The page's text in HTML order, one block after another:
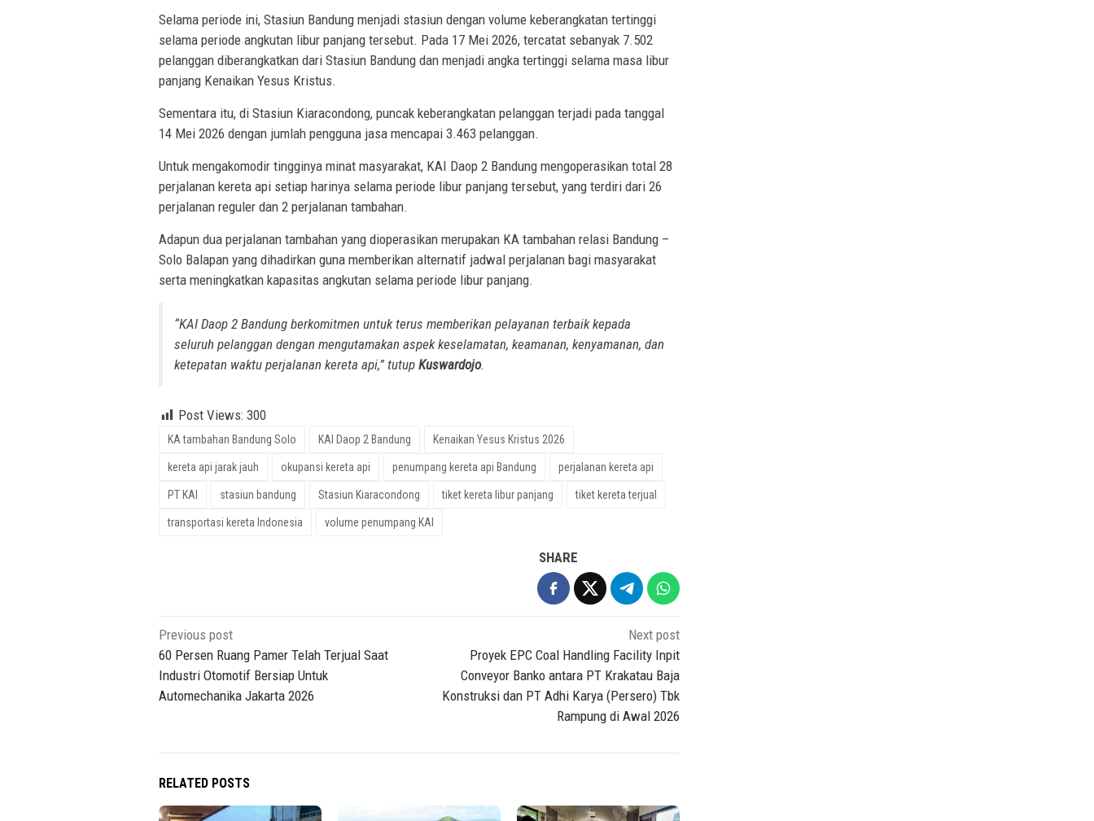
Selama periode ini, Stasiun Bandung menjadi stasiun dengan volume keberangkatan tertinggi
selama periode angkutan libur panjang tersebut. Pada 17 Mei 2026, tercatat sebanyak 7.502
pelanggan diberangkatkan dari Stasiun Bandung dan menjadi angka tertinggi selama masa libur
panjang Kenaikan Yesus Kristus.
Sementara itu, di Stasiun Kiaracondong, puncak keberangkatan pelanggan terjadi pada tanggal
14 Mei 2026 dengan jumlah pengguna jasa mencapai 3.463 pelanggan.
Untuk mengakomodir tingginya minat masyarakat, KAI Daop 2 Bandung mengoperasikan total 28
perjalanan kereta api setiap harinya selama periode libur panjang tersebut, yang terdiri dari 26
perjalanan reguler dan 2 perjalanan tambahan.
Adapun dua perjalanan tambahan yang dioperasikan merupakan KA tambahan relasi Bandung –
Solo Balapan yang dihadirkan guna memberikan alternatif jadwal perjalanan bagi masyarakat
serta meningkatkan kapasitas angkutan selama periode libur panjang.
“KAI Daop 2 Bandung berkomitmen untuk terus memberikan pelayanan terbaik kepada
seluruh pelanggan dengan mengutamakan aspek keselamatan, keamanan, kenyamanan, dan
ketepatan waktu perjalanan kereta api,” tutup Kuswardojo.
Post Views: 300
KA tambahan Bandung Solo KAI Daop 2 Bandung Kenaikan Yesus Kristus 2026
kereta api jarak jauh okupansi kereta api penumpang kereta api Bandung perjalanan kereta api
PT KAI stasiun bandung Stasiun Kiaracondong tiket kereta libur panjang tiket kereta terjual
transportasi kereta Indonesia volume penumpang KAI
SHARE
Post
navigation
Previous post
60 Persen Ruang Pamer Telah Terjual Saat
Industri Otomotif Bersiap Untuk
Automechanika Jakarta 2026
Next post
Proyek EPC Coal Handling Facility Inpit
Conveyor Banko antara PT Krakatau Baja
Konstruksi dan PT Adhi Karya (Persero) Tbk
Rampung di Awal 2026
RELATED POSTS